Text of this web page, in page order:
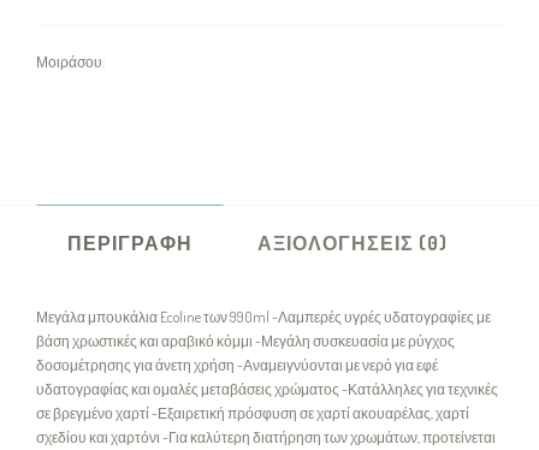
Μοιράσου:
ΠΕΡΙΓΡΑΦΉ ΑΞΙΟΛΟΓΉΣΕΙΣ (0)
Μεγάλα μπουκάλια Ecoline των 990ml -Λαμπερές υγρές υδατογραφίες με
βάση χρωστικές και αραβικό κόμμι -Μεγάλη συσκευασία με ρύγχος
δοσομέτρησης για άνετη χρήση -Αναμειγνύονται με νερό για εφέ
υδατογραφίας και ομαλές μεταβάσεις χρώματος -Κατάλληλες για τεχνικές
σε βρεγμένο χαρτί -Εξαιρετική πρόσφυση σε χαρτί ακουαρέλας, χαρτί
σχεδίου και χαρτόνι -Για καλύτερη διατήρηση των χρωμάτων, προτείνεται